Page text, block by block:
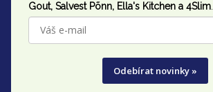
Gout, Salvest Põnn, Ella's Kitchen a 4Slim.
Odebírat novinky »